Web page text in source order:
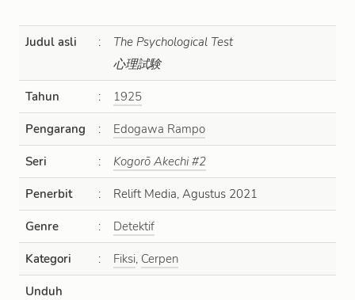
Judul asli :
The Psychological Test
心理試験
Tahun : 1925
Pengarang : Edogawa Rampo
Seri : Kogorō Akechi #2
Penerbit : Relift Media, Agustus 2021
Genre : Detektif
Kategori : Fiksi, Cerpen
Unduh